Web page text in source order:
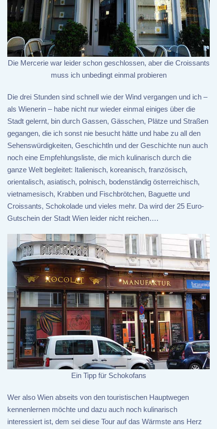
Die Mercerie war leider schon geschlossen, aber die Croissants
muss ich unbedingt einmal probieren
Die drei Stunden sind schnell wie der Wind vergangen und ich –
als Wienerin – habe nicht nur wieder einmal einiges über die
Stadt gelernt, bin durch Gassen, Gässchen, Plätze und Straßen
gegangen, die ich sonst nie besucht hätte und habe zu all den
Sehenswürdigkeiten, Geschichtln und der Geschichte nun auch
noch eine Empfehlungsliste, die mich kulinarisch durch die
ganze Welt begleitet: Italienisch, koreanisch, französisch,
orientalisch, asiatisch, polnisch, bodenständig österreichisch,
vietnamesisch, Krabben und Fischbrötchen, Baguette und
Croissants, Schokolade und vieles mehr. Da wird der 25 Euro-
Gutschein der Stadt Wien leider nicht reichen….
Ein Tipp für Schokofans
Wer also Wien abseits von den touristischen Hauptwegen
kennenlernen möchte und dazu auch noch kulinarisch
interessiert ist, dem sei diese Tour auf das Wärmste ans Herz